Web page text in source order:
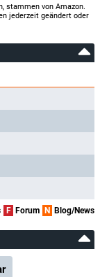
stammen von Amazon.
jederzeit geändert oder
F Forum N Blog/News